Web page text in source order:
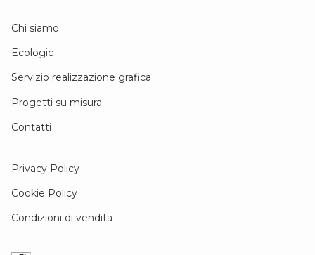
Chi siamo
Ecologic
Servizio realizzazione grafica
Progetti su misura
Contatti
Privacy Policy
Cookie Policy
Condizioni di vendita